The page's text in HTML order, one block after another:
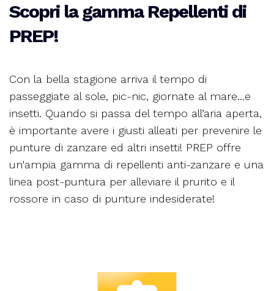
Scopri la gamma Repellenti di
PREP!
Con la bella stagione arriva il tempo di
passeggiate al sole, pic-nic, giornate al mare...e
insetti. Quando si passa del tempo all’aria aperta,
è importante avere i giusti alleati per prevenire le
punture di zanzare ed altri insetti! PREP offre
un'ampia gamma di repellenti anti-zanzare e una
linea post-puntura per alleviare il prurito e il
rossore in caso di punture indesiderate!